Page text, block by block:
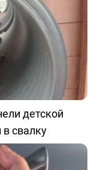
детской
свалку